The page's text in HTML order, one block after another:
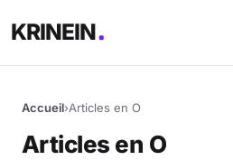
KRINEIN
Accueil›Articles en O
Articles en O